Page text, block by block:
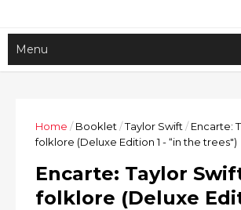
Home / Booklet /Taylor Swift / Encarte:
folklore (Deluxe Edition 1 - “in the trees")
Encarte: Taylor
folklore (Deluxe